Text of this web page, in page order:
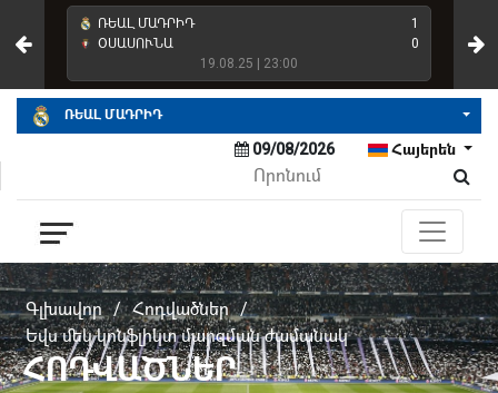
ՌԵԱԼ ՄԱԴՐԻԴ
1
ՕՍԱՍՈՒՆԱ
0
19.08.25 | 23:00
ՌԵԱԼ ՄԱԴՐԻԴ
Հայերեն
09/08/2026
Գլխավոր / Հոդվածներ /
Եվս մեկ կոնֆլիկտ մարզման ժամանակ
ՀՈԴՎԱԾՆԵՐ